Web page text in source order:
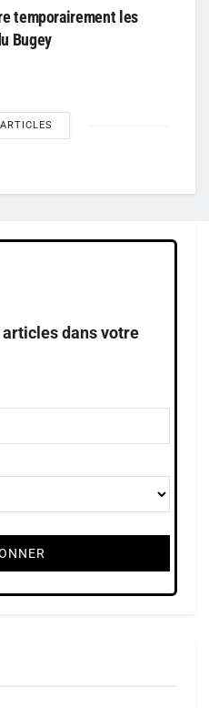
temporairement les
Bugey
dans votre